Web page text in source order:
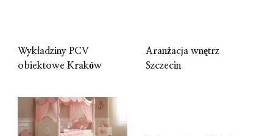
Wykładziny PCV
obiektowe Kraków
Aranżacja wnętrz
Szczecin